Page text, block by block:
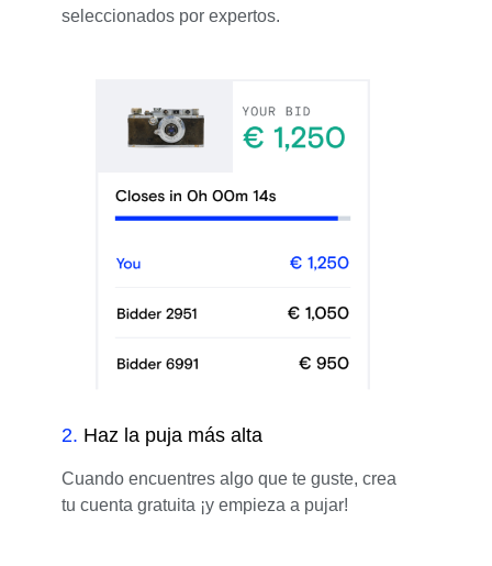
seleccionados por expertos.
2. Haz la puja más alta
Cuando encuentres algo que te guste, crea
tu cuenta gratuita ¡y empieza a pujar!